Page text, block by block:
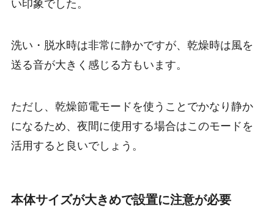
い印象でした。
洗い・脱水時は非常に静かですが、乾燥時は風を
送る音が大きく感じる方もいます。
ただし、乾燥節電モードを使うことでかなり静か
になるため、夜間に使用する場合はこのモードを
活用すると良いでしょう。
本体サイズが大きめで設置に注意が必要